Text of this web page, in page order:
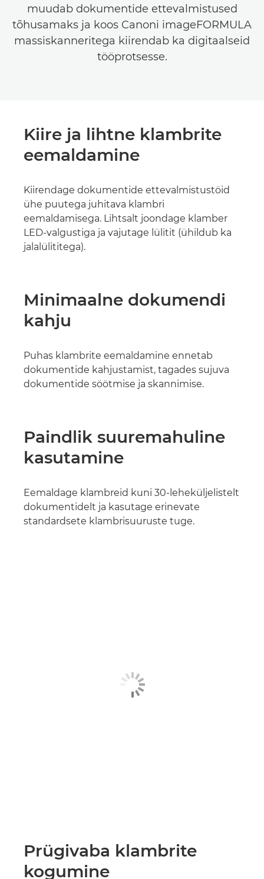
muudab dokumentide ettevalmistused
tõhusamaks ja koos Canoni imageFORMULA
massiskanneritega kiirendab ka digitaalseid
tööprotsesse.
Kiire ja lihtne klambrite
eemaldamine
Kiirendage dokumentide ettevalmistustöid
ühe puutega juhitava klambri
eemaldamisega. Lihtsalt joondage klamber
LED-valgustiga ja vajutage lülitit (ühildub ka
jalalülititega).
Minimaalne dokumendi
kahju
Puhas klambrite eemaldamine ennetab
dokumentide kahjustamist, tagades sujuva
dokumentide söötmise ja skannimise.
Paindlik suuremahuline
kasutamine
Eemaldage klambreid kuni 30-leheküljelistelt
dokumentidelt ja kasutage erinevate
standardsete klambrisuuruste tuge.
Prügivaba klambrite
kogumine